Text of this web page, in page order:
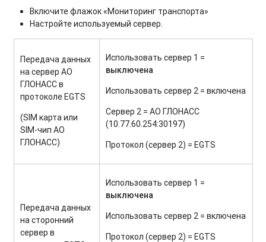
Включите флажок «Мониторинг транспорта»
Настройте используемый сервер.
Передача данных
на сервер АО
ГЛОНАСС в
протоколе EGTS
(SIM карта или
SIM-чип АО
ГЛОНАСС)
Использовать сервер 1 =
выключена
Использовать сервер 2 = включена
Сервер 2 = АО ГЛОНАСС
(10.77.60.254:30197)
Протокол (сервер 2) = EGTS
Передача данных
на сторонний
сервер в
Использовать сервер 1 =
выключена
Использовать сервер 2 = включена
Протокол (сервер 2) = EGTS